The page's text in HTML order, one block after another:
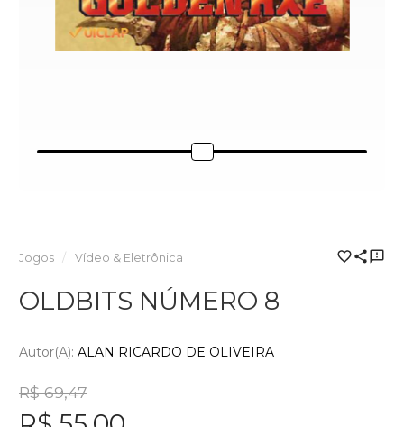
Jogos Vídeo & Eletrônica
OLDBITS NÚMERO 8
Autor(a): ALAN RICARDO DE OLIVEIRA
R$ 69,47